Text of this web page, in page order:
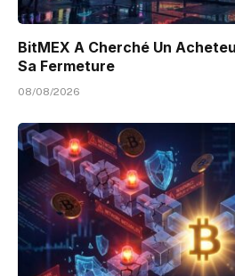
BitMEX A Cherché Un
Sa Fermeture
08/08/2026